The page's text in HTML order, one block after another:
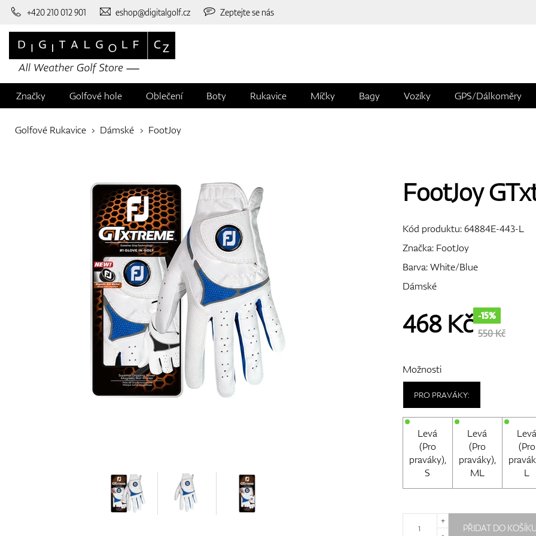
+420 210 012 901 eshop@digitalgolf.cz Zeptejte se nás
Značky Golfové hole Oblečení Boty Rukavice Míčky Bagy Vozíky GPS/Dálkoměry
Golfové Rukavice Dámské FootJoy
FootJoy
Kód produktu:64884E-443-L
Značka: FootJoy
Barva: White/Blue
Dámské
468Kč -15%
550 Kč
Možnosti
PRO PRAVÁKY:
Levá
(Pro
praváky),
S
Levá
(Pro
praváky),
ML
Levá
(Pro
L
+
PŘIDAT DO KOŠÍKU